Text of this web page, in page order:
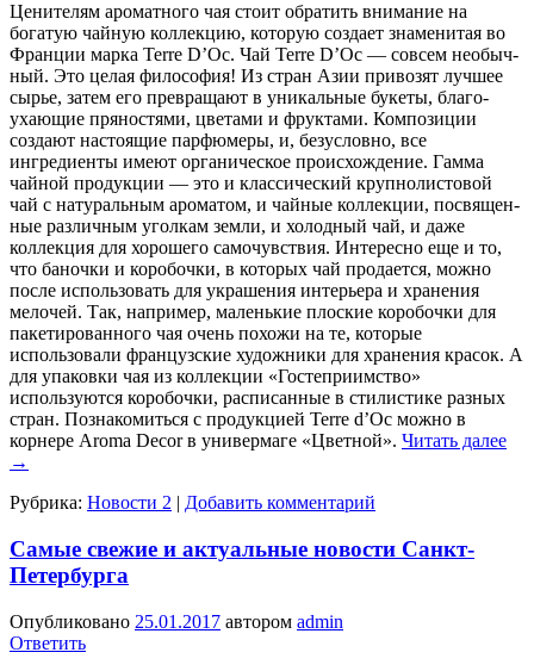
Ценителям ароматного чая стоит обратить внимание на
богатую чайную коллекцию, которую создает знаменитая во
Франции марка Terre D’Oc. Чай Terre D’Oc — совсем необыч­
ный. Это целая философия! Из стран Азии привозят лучшее
сырье, затем его превращают в уникальные букеты, благо­
ухающие пряностями, цветами и фруктами. Композиции
создают настоящие парфюмеры, и, без­условно, все
ингредиенты имеют органическое происхождение. Гамма
чайной продукции — это и классический крупнолистовой
чай с натуральным ароматом, и чайные коллекции, посвящен­
ные различным уголкам земли, и холодный чай, и даже
коллек­ция для хорошего самочувствия. Интересно еще и то,
что баночки и коробочки, в которых чай про­дается, можно
после использо­вать для украшения интерьера и хранения
мелочей. Так, на­пример, маленькие плоские коробочки для
пакетированного чая очень похожи на те, кото­рые
использовали французские художники для хранения красок. А
для упаковки чая из коллекции «Гостеприимство»
используются коробочки, расписанные в стилистике разных
стран. Познакомиться с продукцией Terre d’Oc можно в
корнере Aroma Decor в универмаге «Цветной». Читать далее
→
Рубрика: Новости 2 | Добавить комментарий
Самые свежие и актуальные новости Санкт-
Петербурга
Опубликовано 25.01.2017 автором admin
Ответить